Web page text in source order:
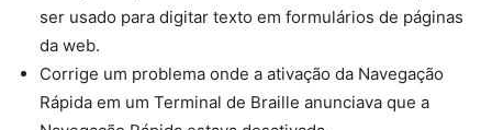
ser usado para digitar texto em formulários de páginas
da web.
Corrige um problema onde a ativação da Navegação
Rápida em um Terminal de Braille anunciava que a